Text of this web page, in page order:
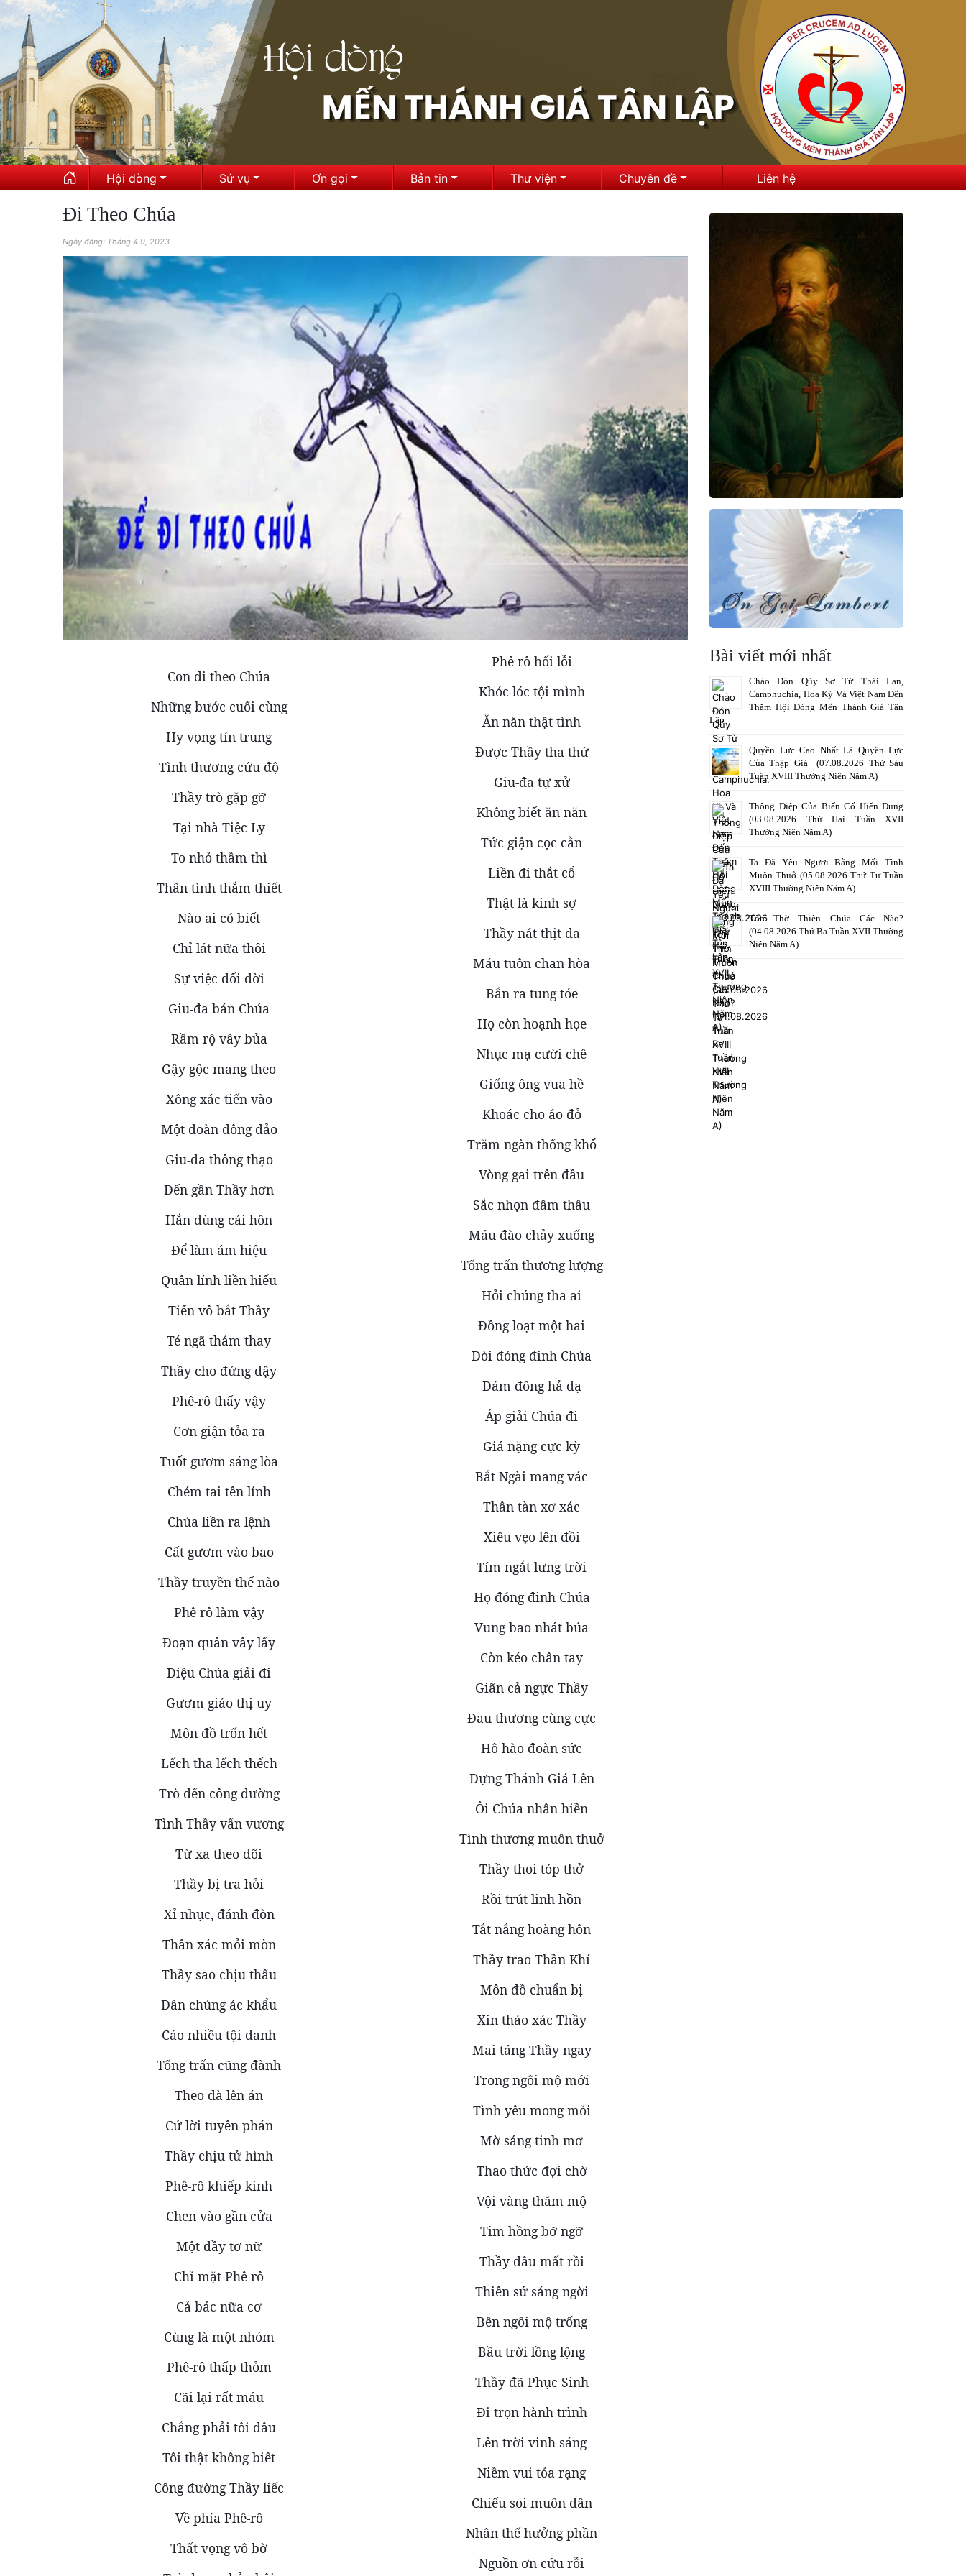
Hội dòng Sứ vụ Ơn gọi Bản tin Thư viện Chuyên đề Liên hệ
Đi Theo Chúa
Ngày đăng: Tháng 4 9, 2023
Con đi theo Chúa
Những bước cuối cùng
Hy vọng tín trung
Tình thương cứu độ
Thầy trò gặp gỡ
Tại nhà Tiệc Ly
To nhỏ thầm thì
Thân tình thắm thiết
Nào ai có biết
Chỉ lát nữa thôi
Sự việc đổi dời
Giu-đa bán Chúa
Rầm rộ vây bủa
Gậy gộc mang theo
Xông xác tiến vào
Một đoàn đông đảo
Giu-đa thông thạo
Đến gần Thầy hơn
Hắn dùng cái hôn
Để làm ám hiệu
Quân lính liền hiểu
Tiến vô bắt Thầy
Té ngã thảm thay
Thầy cho đứng dậy
Phê-rô thấy vậy
Cơn giận tỏa ra
Tuốt gươm sáng lòa
Chém tai tên lính
Chúa liền ra lệnh
Cất gươm vào bao
Thầy truyền thế nào
Phê-rô làm vậy
Đoạn quân vây lấy
Điệu Chúa giải đi
Gươm giáo thị uy
Môn đồ trốn hết
Lếch tha lếch thếch
Trò đến công đường
Tình Thầy vấn vương
Từ xa theo dõi
Thầy bị tra hỏi
Xỉ nhục, đánh đòn
Thân xác mỏi mòn
Thầy sao chịu thấu
Dân chúng ác khẩu
Cáo nhiều tội danh
Tổng trấn cũng đành
Theo đà lên án
Cứ lời tuyên phán
Thầy chịu tử hình
Phê-rô khiếp kinh
Chen vào gần cửa
Một đầy tơ nữ
Chỉ mặt Phê-rô
Cả bác nữa cơ
Cùng là một nhóm
Phê-rô thấp thỏm
Cãi lại rất máu
Chẳng phải tôi đâu
Tôi thật không biết
Công đường Thầy liếc
Về phía Phê-rô
Thất vọng vô bờ
Phê-rô hối lỗi
Khóc lóc tội mình
Ăn năn thật tình
Được Thầy tha thứ
Giu-đa tự xử
Không biết ăn năn
Tức giận cọc cằn
Liền đi thắt cổ
Thật là kinh sợ
Thầy nát thịt da
Máu tuôn chan hòa
Bắn ra tung tóe
Họ còn hoạnh họe
Nhục mạ cười chê
Giống ông vua hề
Khoác cho áo đỏ
Trăm ngàn thống khổ
Vòng gai trên đầu
Sắc nhọn đâm thâu
Máu đào chảy xuống
Tổng trấn thương lượng
Hỏi chúng tha ai
Đồng loạt một hai
Đòi đóng đinh Chúa
Đám đông hả dạ
Áp giải Chúa đi
Giá nặng cực kỳ
Bắt Ngài mang vác
Thân tàn xơ xác
Xiêu vẹo lên đồi
Tím ngắt lưng trời
Họ đóng đinh Chúa
Vung bao nhát búa
Còn kéo chân tay
Giãn cả ngực Thầy
Đau thương cùng cực
Hô hào đoàn sức
Dựng Thánh Giá Lên
Ôi Chúa nhân hiền
Tình thương muôn thuở
Thầy thoi tóp thở
Rồi trút linh hồn
Tắt nắng hoàng hôn
Thầy trao Thần Khí
Môn đồ chuẩn bị
Xin tháo xác Thầy
Mai táng Thầy ngay
Trong ngôi mộ mới
Tình yêu mong mỏi
Mờ sáng tinh mơ
Thao thức đợi chờ
Vội vàng thăm mộ
Tim hồng bỡ ngỡ
Thầy đâu mất rồi
Thiên sứ sáng ngời
Bên ngôi mộ trống
Bầu trời lồng lộng
Thầy đã Phục Sinh
Đi trọn hành trình
Lên trời vinh sáng
Niềm vui tỏa rạng
Chiếu soi muôn dân
Nhân thế hưởng phần
Nguồn ơn cứu rỗi
Bài viết mới nhất
Chào Đón Qúy Sơ Từ Thái Lan,
Camphuchia, Hoa Kỳ Và Việt Nam Đến
Thăm Hội Dòng Mến Thánh Giá Tân
Lập
Quyền Lực Cao Nhất Là Quyền Lực
Của Thập Giá (07.08.2026 Thứ Sáu
Tuần XVIII Thường Niên Năm A)
Thông Điệp Của Biến Cố Hiển Dung
(03.08.2026 Thứ Hai Tuần XVII
Thường Niên Năm A)
Ta Đã Yêu Ngươi Bằng Mối Tình
Muôn Thuở (05.08.2026 Thứ Tư Tuần
XVIII Thường Niên Năm A)
Tôn Thờ Thiên Chúa Các Nào?
(04.08.2026 Thứ Ba Tuần XVII Thường
Niên Năm A)